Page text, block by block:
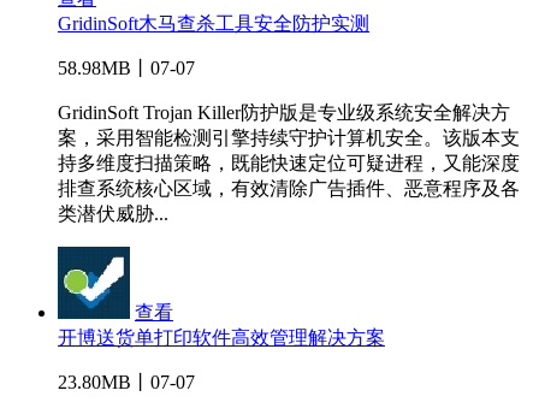
GridinSoft木马查杀工具安全防护实测
58.98MB丨07-07
GridinSoft Trojan Killer防护版是专业级系统安全解决方
案，采用智能检测引擎持续守护计算机安全。该版本支
持多维度扫描策略，既能快速定位可疑进程，又能深度
排查系统核心区域，有效清除广告插件、恶意程序及各
类潜伏威胁...
查看
开博送货单打印软件高效管理解决方案
23.80MB丨07-07